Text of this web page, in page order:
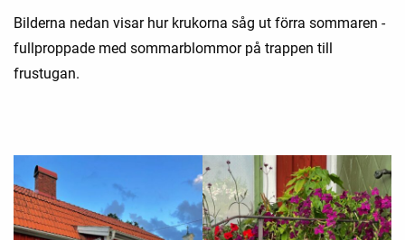
Bilderna nedan visar hur krukorna såg ut förra sommaren -
fullproppade med sommarblommor på trappen till
frustugan.